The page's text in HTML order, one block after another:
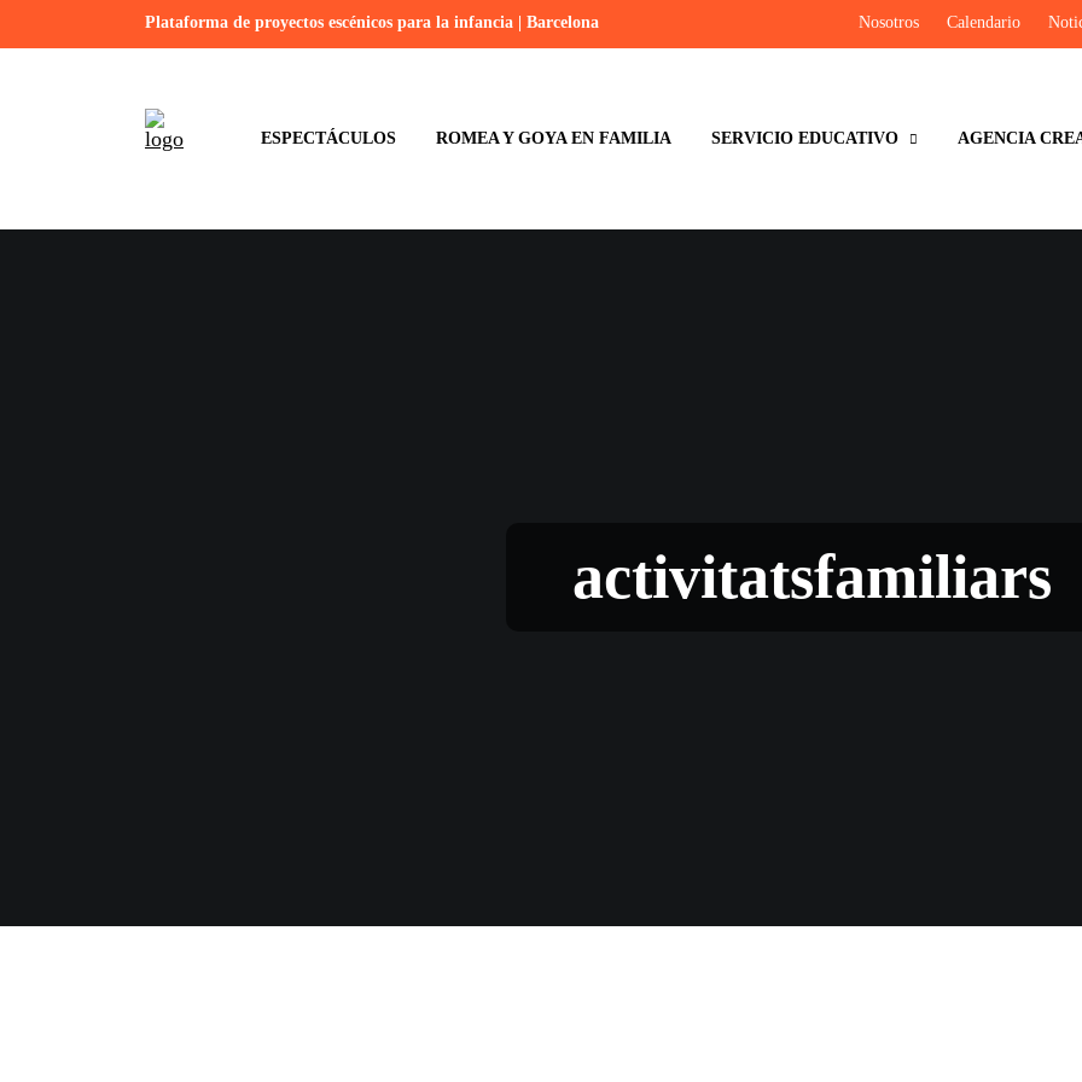
Plataforma de proyectos escénicos para la infancia | Barcelona Nosotros Calendario
ESPECTÁCULOS ROMEA Y GOYA EN FAMILIA SERVICIO EDUCATIVO AGENCIA
activitatsfamiliars